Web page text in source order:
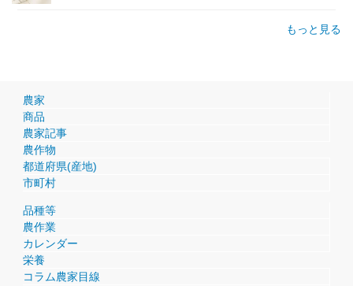
もっと見る
農家
商品
農家記事
農作物
都道府県(産地)
市町村
品種等
農作業
カレンダー
栄養
コラム農家目線